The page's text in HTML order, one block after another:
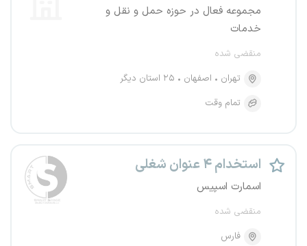
مجموعه فعال در حوزه حمل و نقل و
خدمات
منقضی شده
تهران
اصفهان
۲۵ استان دیگر
تمام وقت
استخدام ۴ عنوان شغلی
اسمارت اسپیس
منقضی شده
فارس